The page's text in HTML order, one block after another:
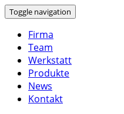
Toggle navigation
Firma
Team
Werkstatt
Produkte
News
Kontakt